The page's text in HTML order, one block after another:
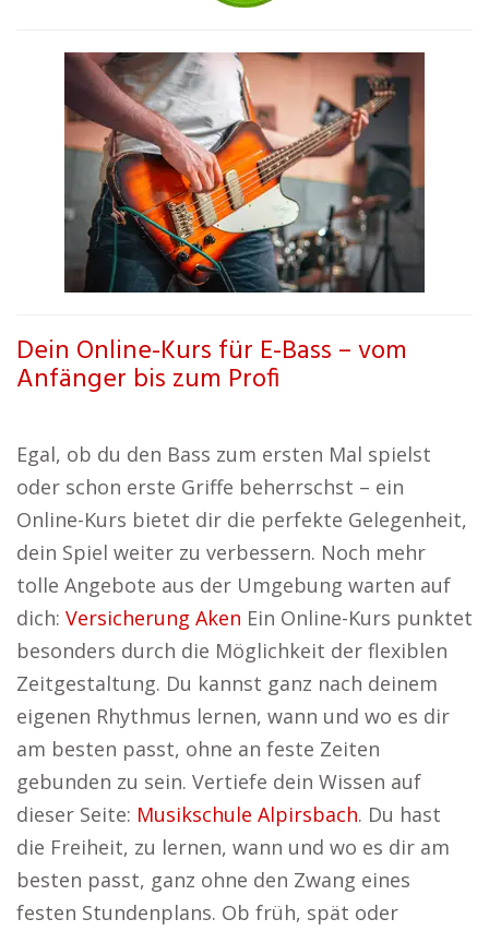
Dein Online-Kurs für E-Bass – vom
Anfänger bis zum Profi
Egal, ob du den Bass zum ersten Mal spielst
oder schon erste Griffe beherrschst – ein
Online-Kurs bietet dir die perfekte Gelegenheit,
dein Spiel weiter zu verbessern. Noch mehr
tolle Angebote aus der Umgebung warten auf
dich: Versicherung Aken Ein Online-Kurs punktet
besonders durch die Möglichkeit der flexiblen
Zeitgestaltung. Du kannst ganz nach deinem
eigenen Rhythmus lernen, wann und wo es dir
am besten passt, ohne an feste Zeiten
gebunden zu sein. Vertiefe dein Wissen auf
dieser Seite: Musikschule Alpirsbach. Du hast
die Freiheit, zu lernen, wann und wo es dir am
besten passt, ganz ohne den Zwang eines
festen Stundenplans. Ob früh, spät oder